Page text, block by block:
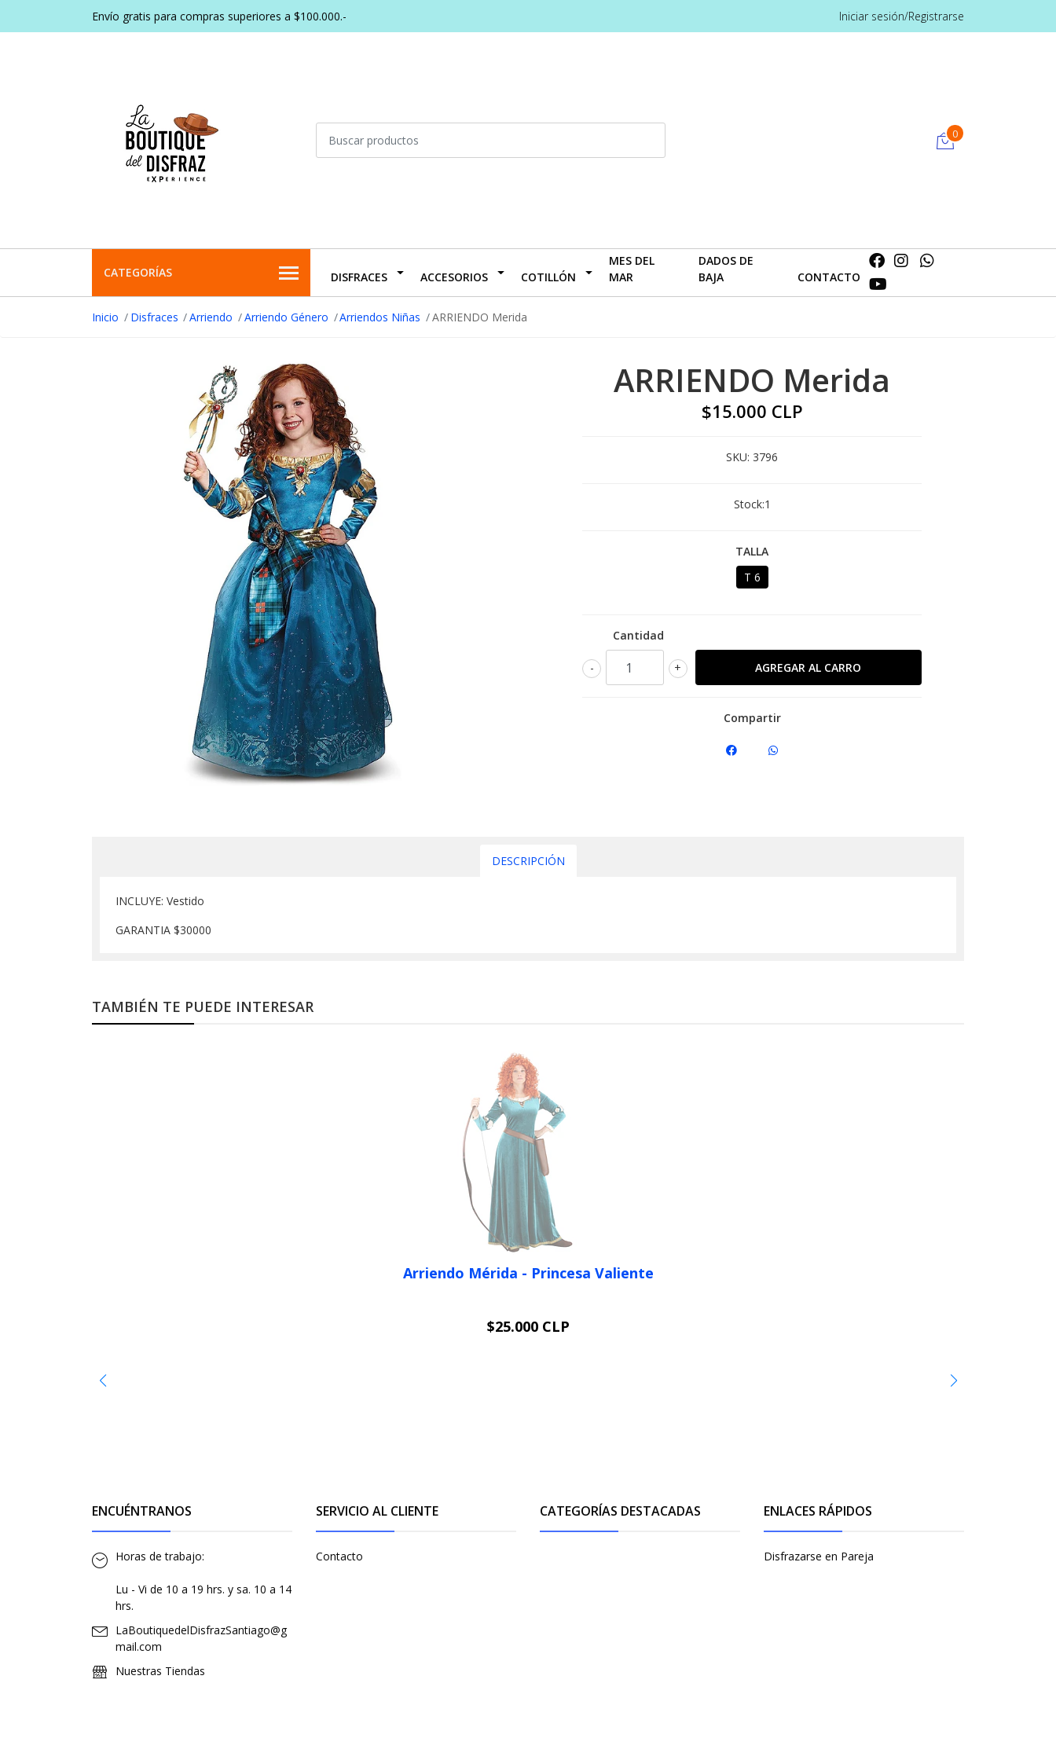
Envío gratis para compras superiores a $100.000.- Iniciar sesión/Registrarse
0
CATEGORÍAS DISFRACES ACCESORIOS COTILLÓN
MES DEL
MAR
DADOS DE
BAJA
CONTACTO
Inicio Disfraces Arriendo Arriendo Género Arriendos Niñas ARRIENDO Merida
ARRIENDO Merida
$15.000 CLP
SKU: 3796
Stock:1
TALLA
T 6
Cantidad
+
-
Compartir
DESCRIPCIÓN
INCLUYE: Vestido
GARANTIA $30000
TAMBIÉN TE PUEDE INTERESAR
Arriendo Mérida - Princesa Valiente
AGOTADO
$25.000 CLP
ENCUÉNTRANOS
Horas de trabajo:
Lu - Vi de 10 a 19 hrs. y sa. 10 a 14
hrs.
LaBoutiquedelDisfrazSantiago@g
mail.com
Nuestras Tiendas
SERVICIO AL CLIENTE
Contacto
CATEGORÍAS DESTACADAS ENLACES RÁPIDOS
Disfrazarse en Pareja